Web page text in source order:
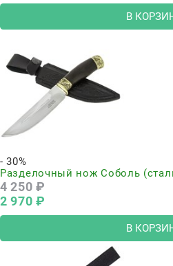
В
- 30%
Разделочный нож Соболь
4 250 ₽
2 970 ₽
В